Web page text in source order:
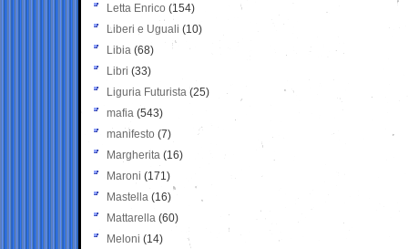
Letta Enrico (154)
Liberi e Uguali (10)
Libia (68)
Libri (33)
Liguria Futurista (25)
mafia (543)
manifesto (7)
Margherita (16)
Maroni (171)
Mastella (16)
Mattarella (60)
Meloni (14)